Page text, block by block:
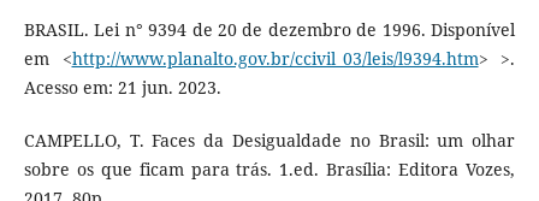
BRASIL. Lei n° 9394 de 20 de dezembro de 1996. Disponível
em <http://www.planalto.gov.br/ccivil_03/leis/l9394.htm> >.
Acesso em: 21 jun. 2023.
CAMPELLO, T. Faces da Desigualdade no Brasil: um olhar
sobre os que ficam para trás. 1.ed. Brasília: Editora Vozes,